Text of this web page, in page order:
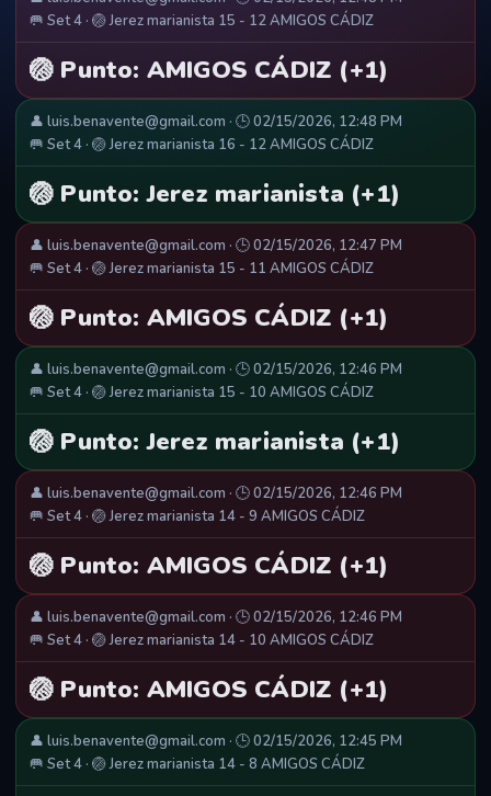
🥅 Set 4 · 🏐 Jerez marianista 15 - 12 AMIGOS CÁDIZ
🏐 Punto: AMIGOS CÁDIZ (+1)
👤 luis.benavente@gmail.com · 🕒 02/15/2026, 12:48 PM
🥅 Set 4 · 🏐 Jerez marianista 16 - 12 AMIGOS CÁDIZ
🏐 Punto: Jerez marianista (+1)
👤 luis.benavente@gmail.com · 🕒 02/15/2026, 12:47 PM
🥅 Set 4 · 🏐 Jerez marianista 15 - 11 AMIGOS CÁDIZ
🏐 Punto: AMIGOS CÁDIZ (+1)
👤 luis.benavente@gmail.com · 🕒 02/15/2026, 12:46 PM
🥅 Set 4 · 🏐 Jerez marianista 15 - 10 AMIGOS CÁDIZ
🏐 Punto: Jerez marianista (+1)
👤 luis.benavente@gmail.com · 🕒 02/15/2026, 12:46 PM
🥅 Set 4 · 🏐 Jerez marianista 14 - 9 AMIGOS CÁDIZ
🏐 Punto: AMIGOS CÁDIZ (+1)
👤 luis.benavente@gmail.com · 🕒 02/15/2026, 12:46 PM
🥅 Set 4 · 🏐 Jerez marianista 14 - 10 AMIGOS CÁDIZ
🏐 Punto: AMIGOS CÁDIZ (+1)
👤 luis.benavente@gmail.com · 🕒 02/15/2026, 12:45 PM
🥅 Set 4 · 🏐 Jerez marianista 14 - 8 AMIGOS CÁDIZ